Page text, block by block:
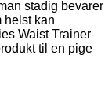
stadig bevarer
helst kan
Waist Trainer
til en pige